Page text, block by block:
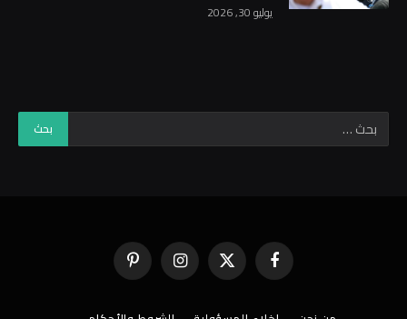
يوليو 30, 2026
فيسبوك X
(Twitter)
الانستغرامبينتيريست